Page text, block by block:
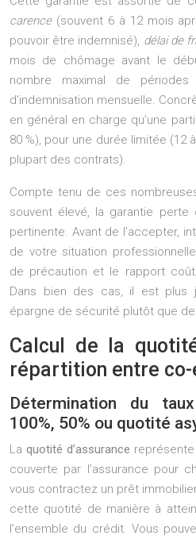
carence(souvent 6 à 12 mois
pouvoir être indemnisé), délai de
mois de chômage avant le
nombre maximal de
d’indemnisation mensuelle.
en général en charge qu’une
80 %), pour une durée limitée (12
plupart des contrats).
Compte tenu de ces
souvent élevé, la garantie perte
pertinente. Avant de l’accepter,
de votre situation
de précaution et le rapport
Dans bien des cas, il est plus
épargne de sécurité plutôt que
Calcul de la
répartition entre
Détermination du
100%, 50% ou quotité
La quotité d’assurance
couverte par l’assurance pour
vous contractez un prêt
cette quotité de manière à
l’ensemble du crédit. Vous